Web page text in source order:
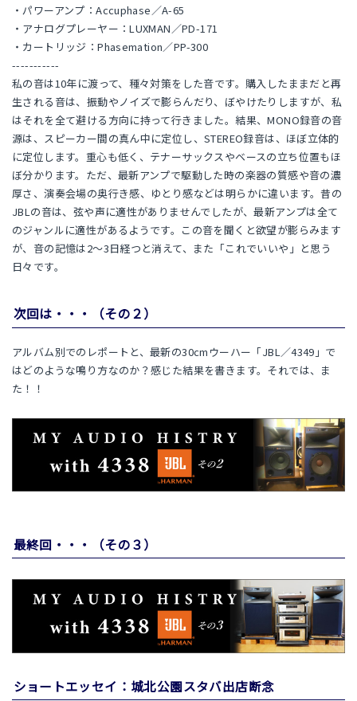
・パワーアンプ：Accuphase／A-65
・アナログプレーヤー：LUXMAN／PD-171
・カートリッジ：Phasemation／PP-300
-----------
私の音は10年に渡って、種々対策をした音です。購入したままだと再
生される音は、振動やノイズで膨らんだり、ぼやけたりしますが、私
はそれを全て避ける方向に持って行きました。結果、MONO録音の音
源は、スピーカー間の真ん中に定位し、STEREO録音は、ほぼ立体的
に定位します。重心も低く、テナーサックスやベースの立ち位置もほ
ぼ分かります。ただ、最新アンプで駆動した時の楽器の質感や音の濃
厚さ、演奏会場の奥行き感、ゆとり感などは明らかに違います。昔の
JBLの音は、弦や声に適性がありませんでしたが、最新アンプは全て
のジャンルに適性があるようです。この音を聞くと欲望が膨らみます
が、音の記憶は2～3日経つと消えて、また「これでいいや」と思う
日々です。
次回は・・・（その２）
アルバム別でのレポートと、最新の30cmウーハー「JBL／4349」で
はどのような鳴り方なのか？感じた結果を書きます。それでは、ま
た！！
最終回・・・（その３）
ショートエッセイ：城北公園スタバ出店断念